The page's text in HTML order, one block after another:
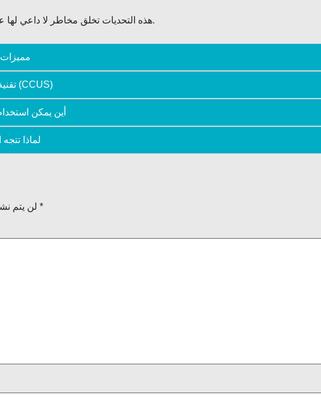
هذه التحديات تخلق مخاطر لا داعي لها على العمال، بالإضافة إلى تأثير بيئي كبير.
مميزات
تقنية التقاط الكربون واستخدامه وتخزينه (CCUS)
أين يمكن
لماذا تتجه
لن يتم *